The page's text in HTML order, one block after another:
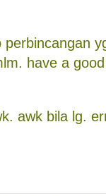
have a
awk bila lg.